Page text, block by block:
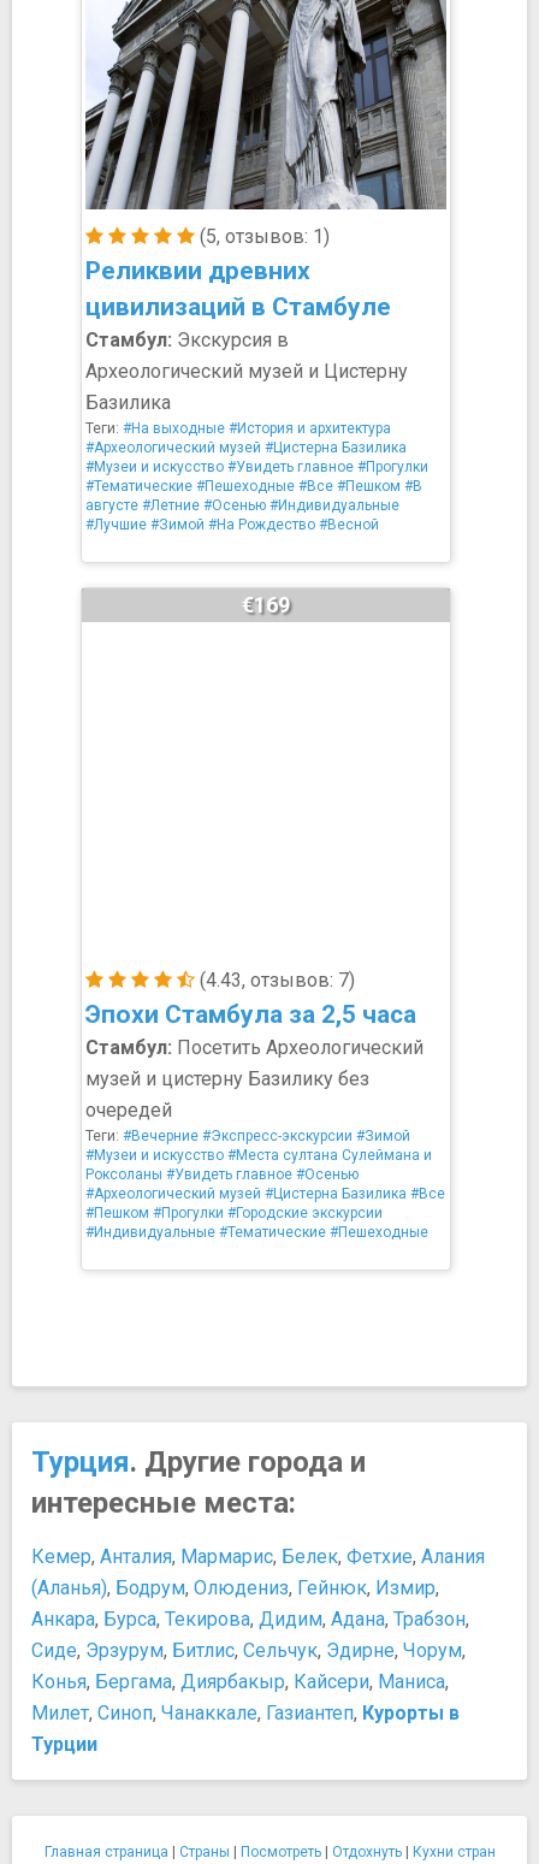
(5, отзывов: 1)
Реликвии древних
цивилизаций в Стамбуле
Стамбул: Экскурсия в
Археологический музей и Цистерну
Базилика
Теги: #На выходные #История и архитектура
#Археологический музей #Цистерна Базилика
#Музеи и искусство #Увидеть главное #Прогулки
#Тематические #Пешеходные #Все #Пешком #В
августе #Летние #Осенью #Индивидуальные
#Лучшие #Зимой #На Рождество #Весной
(4.43, отзывов: 7)
Эпохи Стамбула за 2,5 часа
€169
Стамбул: Посетить Археологический
музей и цистерну Базилику без
очередей
Теги: #Вечерние #Экспресс-экскурсии #Зимой
#Музеи и искусство #Места султана Сулеймана и
Роксоланы #Увидеть главное #Осенью
#Археологический музей #Цистерна Базилика #Все
#Пешком #Прогулки #Городские экскурсии
#Индивидуальные #Тематические #Пешеходные
Турция. Другие города и
интересные места:
Кемер, Анталия, Мармарис, Белек, Фетхие, Алания
(Аланья), Бодрум, Олюдениз, Гейнюк, Измир,
Анкара, Бурса, Текирова, Дидим, Адана, Трабзон,
Сиде, Эрзурум, Битлис, Сельчук, Эдирне, Чорум,
Конья, Бергама, Диярбакыр, Кайсери, Маниса,
Милет, Синоп, Чанаккале, Газиантеп, Курорты в
Турции
Главная страница Страны Посмотреть| Отдохнуть| Кухни стран